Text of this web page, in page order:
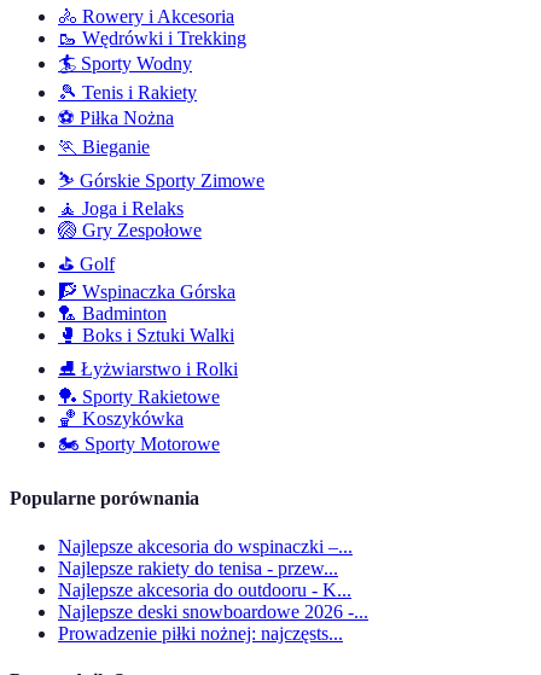
🚴 Rowery i Akcesoria
🥾 Wędrówki i Trekking
🏄 Sporty Wodny
🎾 Tenis i Rakiety
⚽ Piłka Nożna
🏃 Bieganie
⛷️ Górskie Sporty Zimowe
🧘 Joga i Relaks
🏐 Gry Zespołowe
⛳ Golf
🧗 Wspinaczka Górska
🏸 Badminton
🥊 Boks i Sztuki Walki
⛸️ Łyżwiarstwo i Rolki
🏓 Sporty Rakietowe
🏀 Koszykówka
🏍️ Sporty Motorowe
Popularne porównania
Najlepsze akcesoria do wspinaczki –...
Najlepsze rakiety do tenisa - przew...
Najlepsze akcesoria do outdooru - K...
Najlepsze deski snowboardowe 2026 -...
Prowadzenie piłki nożnej: najczęsts...